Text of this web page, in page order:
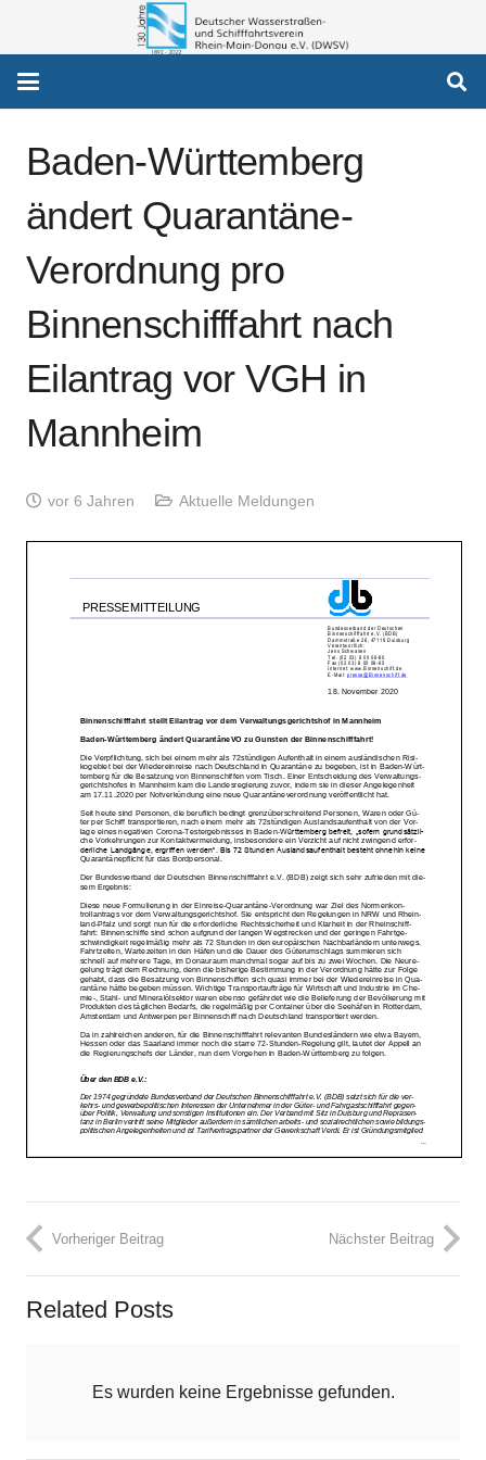
Baden-Württemberg
ändert Quarantäne-
Verordnung pro
Binnenschifffahrt nach
Eilantrag vor VGH in
Mannheim
vor 6 Jahren Aktuelle Meldungen
Vorheriger Beitrag Nächster Beitrag
Related Posts
Es wurden keine Ergebnisse gefunden.